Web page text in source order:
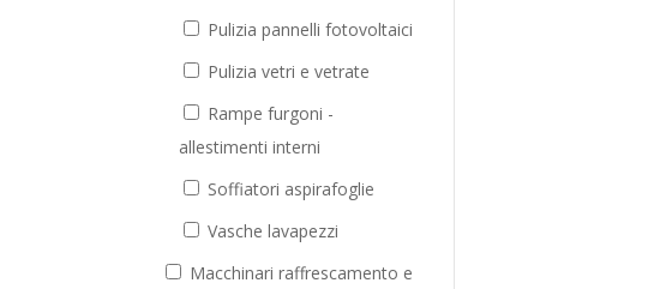
Pulizia pannelli fotovoltaici
Pulizia vetri e vetrate
Rampe furgoni -
allestimenti interni
Soffiatori aspirafoglie
Vasche lavapezzi
Macchinari raffrescamento e